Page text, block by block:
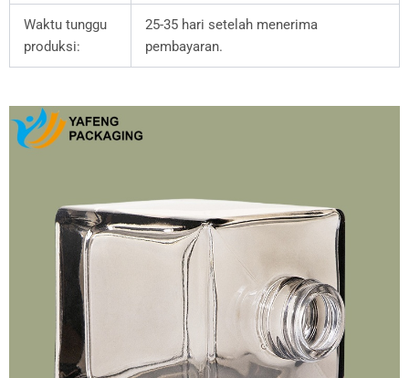
Waktu tunggu
produksi:
25-35 hari setelah menerima
pembayaran.